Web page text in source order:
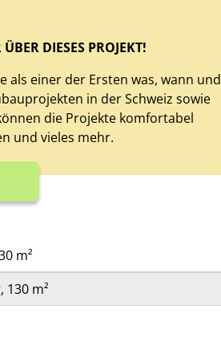
DIESES PROJEKT!
als einer der Ersten was, wann und
in der Schweiz sowie
die Projekte komfortabel
und vieles mehr.
m²
130 m²